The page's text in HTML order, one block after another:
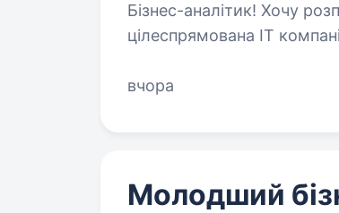
Бізнес-аналітик! Хочу
цілеспрямована ІТ компанія. Наша ціль — впроваджувати
вчора
Молодший